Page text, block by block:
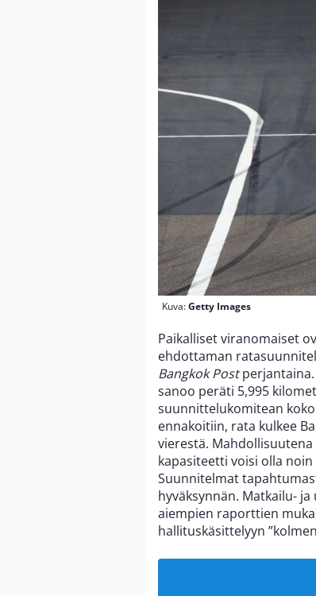
Kuva:Getty Images
Paikalliset viranomaiset
ehdottaman
Bangkok Post
sanoo peräti 5,995
suunnittelukomitean
ennakoitiin, rata kulkee
vierestä.
kapasiteetti voisi olla
Suunnitelmat
hyväksynnän. Matkailu-
aiempien raporttien
hallituskäsittelyyn